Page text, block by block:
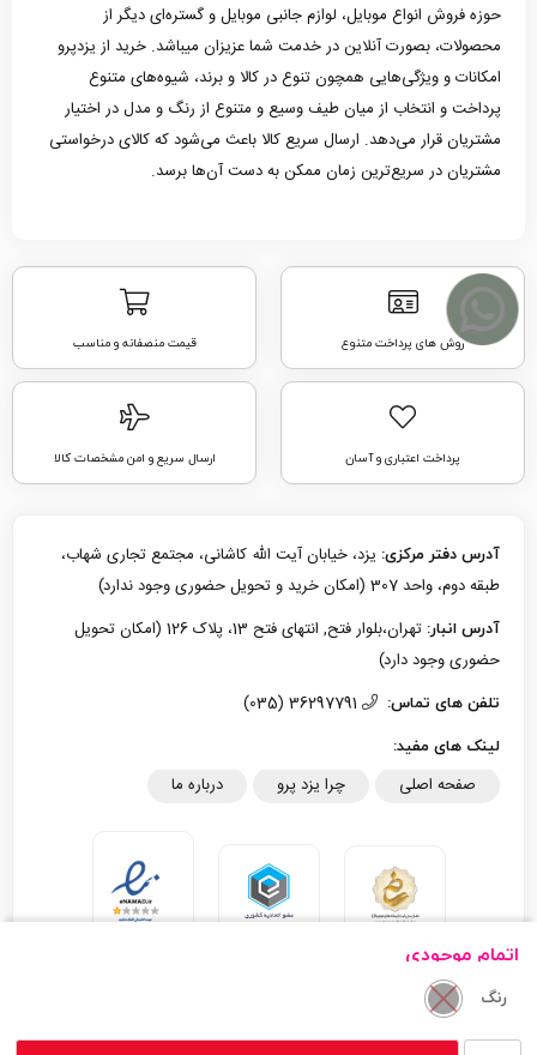
اتمام موجودی
رنگ
حوزه فروش انواع موبایل، لوازم جانبی موبایل و گستره‌ای دیگر از
محصولات، بصورت آنلاین در خدمت شما عزیزان میباشد. خرید از یزدپرو
امکانات و ویژگی‌هایی همچون تنوع در کالا و برند، شیوه‌های متنوع
پرداخت و انتخاب از میان طیف وسیع و متنوع از رنگ و مدل در اختیار
مشتریان قرار می‌دهد. ارسال سریع کالا باعث می‌شود که کالای درخواستی
مشتریان در سریع‌ترین زمان ممکن به دست آن‌ها برسد.
روش های پرداخت متنوع قیمت منصفانه و مناسب
پرداخت اعتباری و آسان ارسال سریع و امن مشخصات کالا
آدرس دفتر مرکزی: یزد، خیابان آیت الله کاشانی، مجتمع تجاری شهاب،
طبقه دوم، واحد 307 (امکان خرید و تحویل حضوری وجود ندارد)
آدرس انبار:
تهران،بلوار فتح, انتهای فتح 13، پلاک 126 (امکان تحویل
حضوری وجود دارد)
تلفن های تماس:
لینک های مفید:
صفحه اصلی چرا یزد پرو درباره ما
تمام حقوق مادی و معنوی این سایت متعلق به یزد پرو می‌باشد.